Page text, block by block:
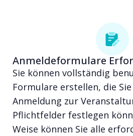
Anmeldeformulare
Sie können vollständig
Formulare erstellen, die
Anmeldung zur
Pflichtfelder festlegen
Weise können Sie alle